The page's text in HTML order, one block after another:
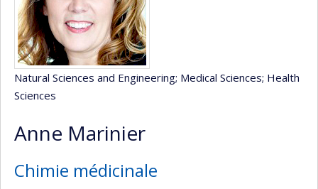
Natural Sciences and Engineering; Medical Sciences; Health
Sciences
Anne Marinier
Chimie médicinale